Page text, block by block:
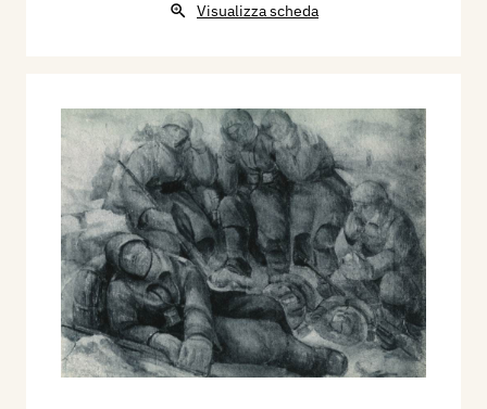
Visualizza scheda